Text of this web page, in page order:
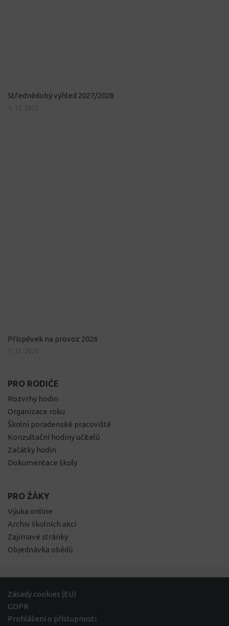
Střednědobý výhled 2027/2028
1. 12. 2025
Příspěvek na provoz 2026
1. 12. 2025
PRO RODIČE
Rozvrhy hodin
Organizace roku
Školní poradenské pracoviště
Konzultační hodiny učitelů
Začátky hodin
Dokumentace školy
PRO ŽÁKY
Výuka online
Archiv školních akcí
Zajímavé stránky
Objednávka obědů
Zásady cookies (EU)
GDPR
Prohlášení o přístupnosti